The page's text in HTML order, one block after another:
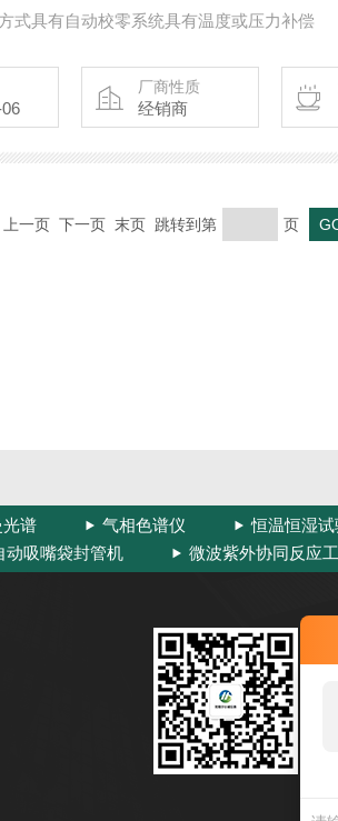
式具有自动校零系统具有温度或压力补偿
厂商性质
经销商
一页 下一页 末页 跳转到第 页
谱 气相色谱仪 恒温恒湿试
动吸嘴袋封管机 微波紫外协同反应